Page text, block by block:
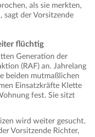
als sie merkten,
sagt der Vorsitzende
flüchtig
Generation der
(RAF) an. Jahrelang
beiden mutmaßlichen
Einsatzkräfte Klette
fest. Sie sitzt
wird weiter gesucht.
Vorsitzende Richter,